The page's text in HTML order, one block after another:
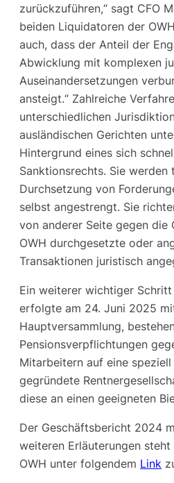
zurückzuführen,“ sagt CFO
beiden Liquidatoren der
auch, dass der Anteil der
Abwicklung mit komplexen
Auseinandersetzungen
ansteigt.“ Zahlreiche
unterschiedlichen
ausländischen Gerichten
Hintergrund eines sich
Sanktionsrechts. Sie werden
Durchsetzung von
selbst angestrengt. Sie
von anderer Seite gegen die
OWH durchgesetzte oder
Transaktionen juristisch
Ein weiterer wichtiger
erfolgte am 24. Juni 2025
Hauptversammlung,
Pensionsverpflichtungen
Mitarbeitern auf eine
gegründete
diese an einen geeigneten
Der Geschäftsbericht 2024
weiteren Erläuterungen
OWH unter folgendem Link